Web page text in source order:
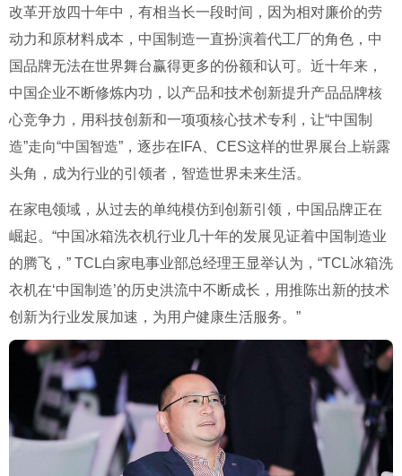
改革开放四十年中，有相当长一段时间，因为相对廉价的劳
动力和原材料成本，中国制造一直扮演着代工厂的角色，中
国品牌无法在世界舞台赢得更多的份额和认可。近十年来，
中国企业不断修炼内功，以产品和技术创新提升产品品牌核
心竞争力，用科技创新和一项项核心技术专利，让“中国制
造”走向“中国智造”，逐步在IFA、CES这样的世界展台上崭露
头角，成为行业的引领者，智造世界未来生活。
在家电领域，从过去的单纯模仿到创新引领，中国品牌正在
崛起。“中国冰箱洗衣机行业几十年的发展见证着中国制造业
的腾飞，” TCL白家电事业部总经理王显举认为，“TCL冰箱洗
衣机在‘中国制造’的历史洪流中不断成长，用推陈出新的技术
创新为行业发展加速，为用户健康生活服务。”